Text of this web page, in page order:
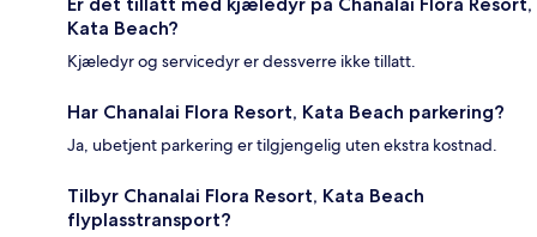
Kata Beach?
Kjæledyr og servicedyr er dessverre ikke tillatt.
Har Chanalai Flora Resort, Kata Beach parkering?
Ja, ubetjent parkering er tilgjengelig uten ekstra kostnad.
Tilbyr Chanalai Flora Resort, Kata Beach
flyplasstransport?